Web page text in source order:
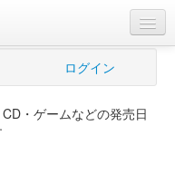
ログイン
・ゲームなどの発売日